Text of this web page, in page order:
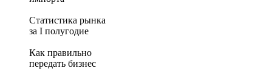
Статистика рынка
за I полугодие
Как правильно
передать бизнес